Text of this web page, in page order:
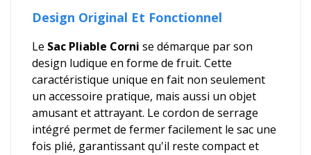
Design Original Et Fonctionnel
Le Sac Pliable Corni se démarque par son
design ludique en forme de fruit. Cette
caractéristique unique en fait non seulement
un accessoire pratique, mais aussi un objet
amusant et attrayant. Le cordon de serrage
intégré permet de fermer facilement le sac une
fois plié, garantissant qu'il reste compact et